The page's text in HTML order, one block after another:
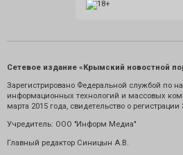
Сетевое издание «Крымский новостной
Зарегистрировано Федеральной службой по
информационных технологий и массовых
марта 2015 года, свидетельство о
Учредитель: ООО "Информ Медиа"
Главный редактор Синицын А.В.